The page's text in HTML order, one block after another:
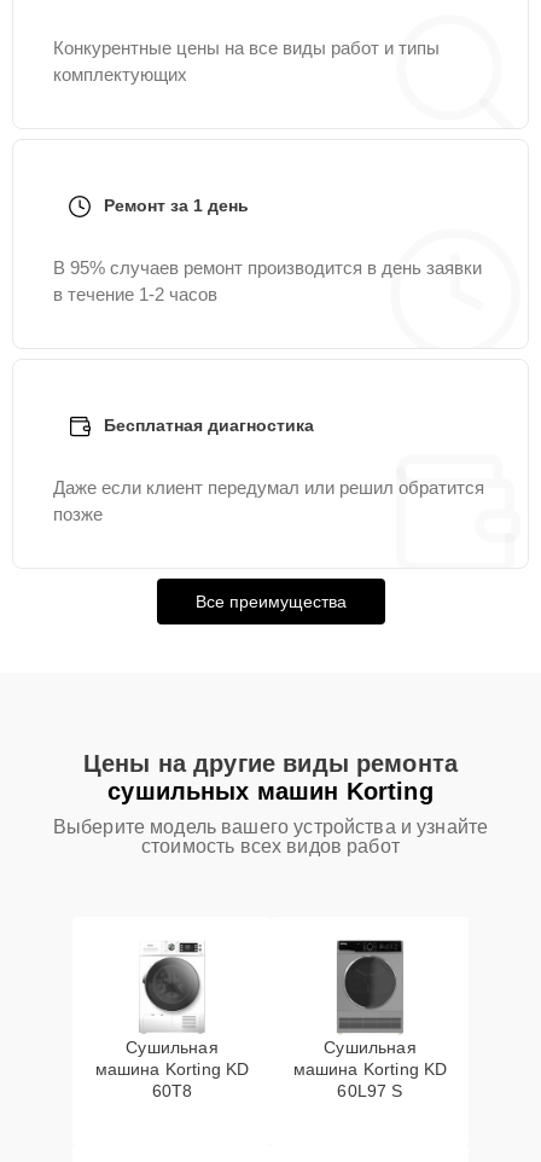
Конкурентные цены на все виды работ и типы
комплектующих
Ремонт за 1 день
В 95% случаев ремонт производится в день заявки
в течение 1-2 часов
Бесплатная диагностика
Даже если клиент передумал или решил обратится
позже
Все преимущества
Цены на другие виды ремонта
сушильных машин Korting
Выберите модель вашего устройства и узнайте
стоимость всех видов работ
Сушильная
машина Korting KD
60T8
Сушильная
машина Korting KD
60L97 S